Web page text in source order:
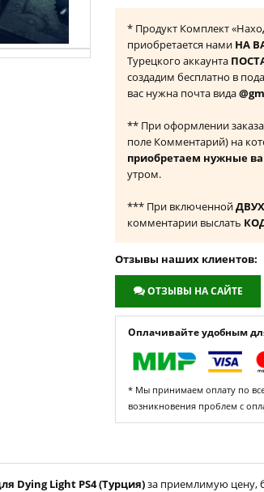
* Продукт Комплект
приобретается нами НА
Турецкого аккаунта
создадим бесплатно в
вас нужна почта вида
** При оформлении
поле Комментарий) на
приобретаем нужные
утром.
*** При включенной
комментарии выслать
Отзывы наших клиентов:
ОТЗЫВЫ НА САЙТЕ
Оплачивайте удобным
* Мы принимаем оплату по
возникновения проблем с
Dying Light PS4 (Турция)за приемлимую цену,